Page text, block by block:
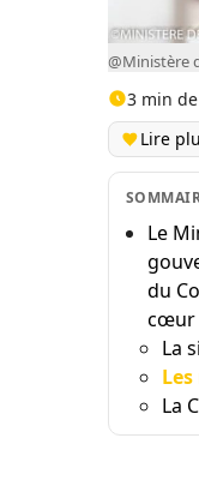
@Ministère
3 min
Lire
Le
du
cœur
La
La